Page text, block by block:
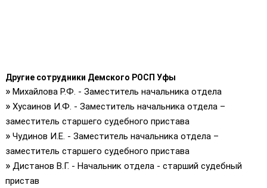
Другие сотрудники Демского РОСП Уфы
» Михайлова Р.Ф. - Заместитель начальника отдела
» Хусаинов И.Ф. - Заместитель начальника отдела –
заместитель старшего судебного пристава
» Чудинов И.Е. - Заместитель начальника отдела –
заместитель старшего судебного пристава
» Дистанов В.Г. - Начальник отдела - старший судебный
пристав